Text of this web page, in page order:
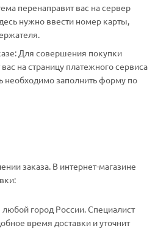
перенаправит вас на сервер
нужно ввести номер карты,
Для совершения покупки
на страницу платежного сервиса
необходимо заполнить форму по
заказа. В интернет-магазине
любой город России. Специалист
время доставки и уточнит